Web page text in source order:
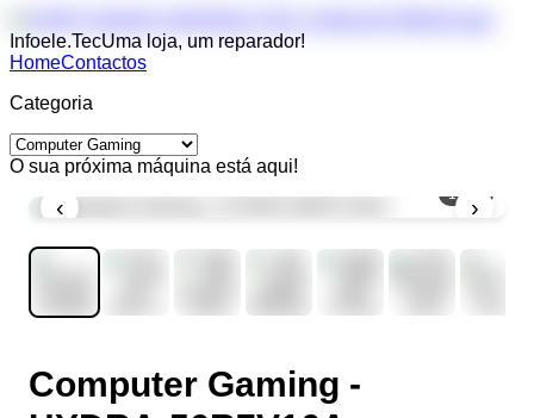
Infoele.TecUma loja, um reparador!
HomeContactos
Categoria
O sua próxima máquina está aqui!
‹ ›
1/
Computer Gaming -